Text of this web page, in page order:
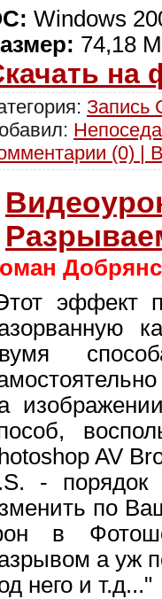
Windows
74,18
на
Запись
Непоседа
(0) |
эффект
AV
- порядок
по
в
а уж
него и т.д..."